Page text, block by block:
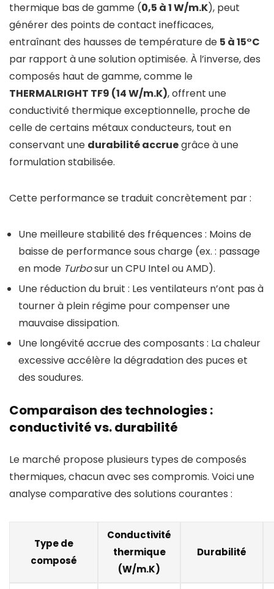
thermique bas de gamme (0,5 à 1 W/m.K), peut
générer des points de contact inefficaces,
entraînant des hausses de température de 5 à 15°C
par rapport à une solution optimisée. À l’inverse, des
composés haut de gamme, comme le
THERMALRIGHT TF9 (14 W/m.K), offrent une
conductivité thermique exceptionnelle, proche de
celle de certains métaux conducteurs, tout en
conservant une durabilité accruegrâce à une
formulation stabilisée.
Cette performance se traduit concrètement par :
Une meilleure stabilité des fréquences : Moins de
baisse de performance sous charge (ex. : passage
en mode Turbosur un CPU Intel ou AMD).
Une réduction du bruit : Les ventilateurs n’ont pas à
tourner à plein régime pour compenser une
mauvaise dissipation.
Une longévité accrue des composants : La chaleur
excessive accélère la dégradation des puces et
des soudures.
Comparaison des technologies :
conductivité vs. durabilité
Le marché propose plusieurs types de composés
thermiques, chacun avec ses compromis. Voici une
analyse comparative des solutions courantes :
Type de
composé
Conductivité
thermique
(W/m.K)
Durabilité